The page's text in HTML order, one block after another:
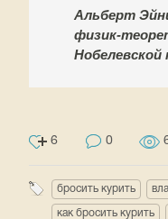
Альберт
физик-
Нобелевской
6 0
бросить курить
как бросить курить